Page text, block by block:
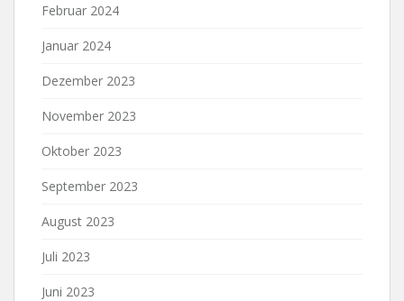
Februar 2024
Januar 2024
Dezember 2023
November 2023
Oktober 2023
September 2023
August 2023
Juli 2023
Juni 2023